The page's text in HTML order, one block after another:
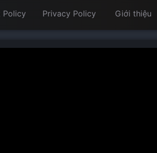
Policy Privacy Policy Giới thiệu